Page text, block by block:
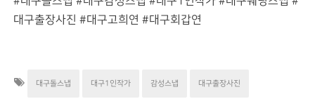
대구출장사진 #대구고희연 #대구회갑연
대구돌스냅 대구1인작가 감성스냅 대구출장사진